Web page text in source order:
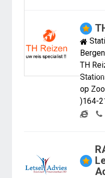
TH
op
)164-